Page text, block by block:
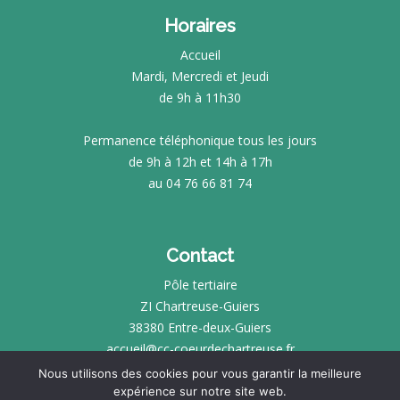
Horaires
Accueil
Mardi, Mercredi et Jeudi
de 9h à 11h30
Permanence téléphonique tous les jours
de 9h à 12h et 14h à 17h
au 04 76 66 81 74
Contact
Pôle tertiaire
ZI Chartreuse-Guiers
38380 Entre-deux-Guiers
accueil@cc-coeurdechartreuse.fr
Nous utilisons des cookies pour vous garantir la meilleure
expérience sur notre site web.